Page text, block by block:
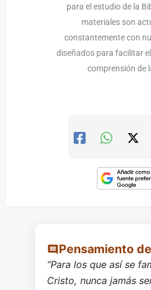
para el estudio de la
materiales son
constantemente con
diseñados para facilitar
comprensión de
Pensamiento
“Para los que así se
Cristo, nunca jamás